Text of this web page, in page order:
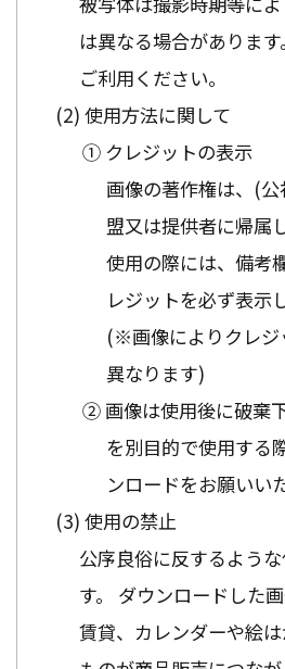
は異なる場合がありま
ご利用ください。
使用方法に関して
① クレジットの表示
画像の著作権は、(
盟又は提供者に帰属
使用の際には、備考
レジットを必ず表示
(※画像によりクレジ
異なります)
② 画像は使用後に破棄
を別目的で使用する
ンロードをお願いい
使用の禁止
公序良俗に反するよう
す。 ダウンロードした
賃貸、カレンダーや絵